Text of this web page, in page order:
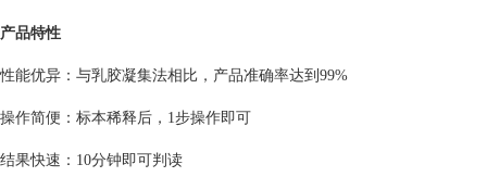
产品特性
性能优异：与乳胶凝集法相比，产品准确率达到99%
操作简便：标本稀释后，1步操作即可
结果快速：10分钟即可判读